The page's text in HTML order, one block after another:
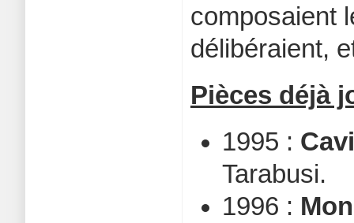
composaient
délibéraient,
Pièces déjà
1995 :
Tarabusi.
1996 :